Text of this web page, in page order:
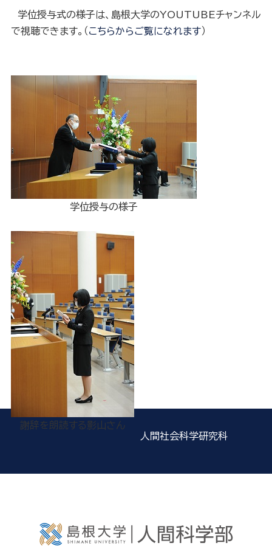
学位授与式の様子は、島根大学のYOUTUBEチャンネル
で視聴できます。（ こちらからご覧になれます）
学位授与の様子
謝辞を朗読する影山さん
人間社会科学研究科